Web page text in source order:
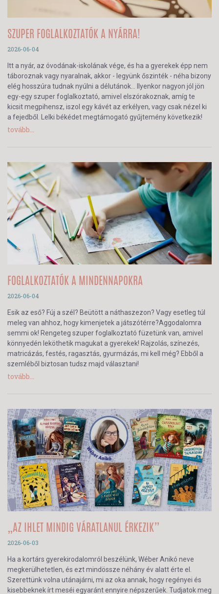
SZUPER FOGLALKOZTATÓK A NYÁRRA!
2026-06-04
Itt a nyár, az óvodának-iskolának vége, és ha a gyerekek épp nem
táboroznak vagy nyaralnak, akkor - legyünk őszinték - néha bizony
elég hosszúra tudnak nyúlni a délutánok… Ilyenkor nagyon jól jön
egy-egy szuper foglalkoztató, amivel elszórakoznak, amíg te
kicsit megpihensz, iszol egy kávét az erkélyen, vagy csak nézel ki
a fejedből. Lelki békédet megtámogató gyűjtemény következik!
tovább...
FOGLALKOZTATÓK A MINDENNAPOKRA
2026-06-04
Esik az eső? Fúj a szél? Beütött a náthaszezon? Vagy esetleg túl
meleg van ahhoz, hogy kimenjetek a játszótérre?Aggodalomra
semmi ok! Rengeteg szuper foglalkoztató füzetünk van, amivel
könnyedén leköthetik magukat a gyerekek! Rajzolás, színezés,
matricázás, festés, ragasztás, gyurmázás, mi kell még? Ebből a
szemléből biztosan tudsz majd választani!
tovább...
„AZ IHLET MINDIG VÁRATLANUL ÉRKEZIK”
2026-06-03
Ha a kortárs gyerekirodalomról beszélünk, Wéber Anikó neve
megkerülhetetlen, és ezt mindössze néhány év alatt érte el.
Szerettünk volna utánajárni, mi az oka annak, hogy regényei és
kisebbeknek írt meséi egyaránt ennyire népszerűek. Tudjatok meg